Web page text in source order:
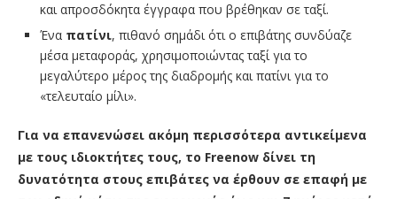
και απροσδόκητα έγγραφα που βρέθηκαν σε ταξί.
Ένα πατίνι, πιθανό σημάδι ότι ο επιβάτης συνδύαζε
μέσα μεταφοράς, χρησιμοποιώντας ταξί για το
μεγαλύτερο μέρος της διαδρομής και πατίνι για το
«τελευταίο μίλι».
Για να επανενώσει ακόμη περισσότερα αντικείμενα
με τους ιδιοκτήτες τους, το Freenow δίνει τη
δυνατότητα στους επιβάτες να έρθουν σε επαφή με